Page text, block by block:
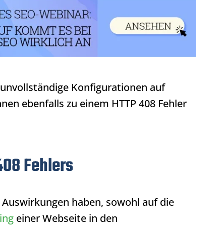
Konfigurationen auf
ebenfalls zu einem HTTP 408 Fehler
Fehlers
haben, sowohl auf die
einer Webseite in den